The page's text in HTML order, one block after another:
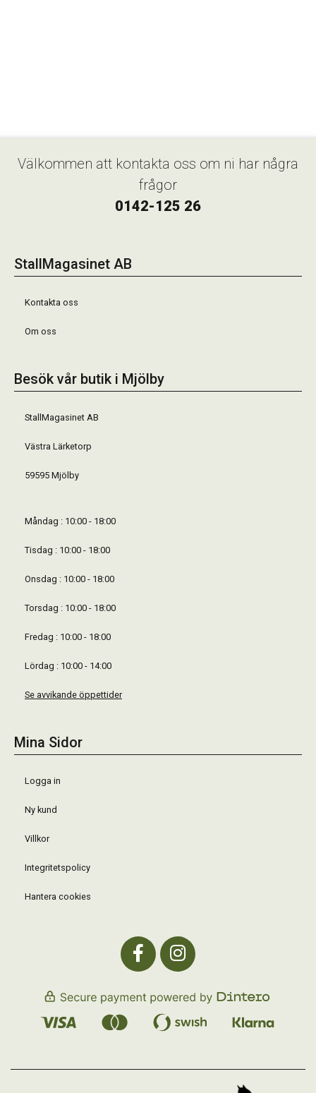
Välkommen att kontakta oss om ni har några
frågor
0142-125 26
StallMagasinet AB
Kontakta oss
Om oss
Besök vår butik i Mjölby
StallMagasinet AB
Västra Lärketorp
59595 Mjölby
Måndag : 10:00 - 18:00
Tisdag : 10:00 - 18:00
Onsdag : 10:00 - 18:00
Torsdag : 10:00 - 18:00
Fredag : 10:00 - 18:00
Lördag : 10:00 - 14:00
Se avvikande öppettider
Mina Sidor
Logga in
Ny kund
Villkor
Integritetspolicy
Hantera cookies